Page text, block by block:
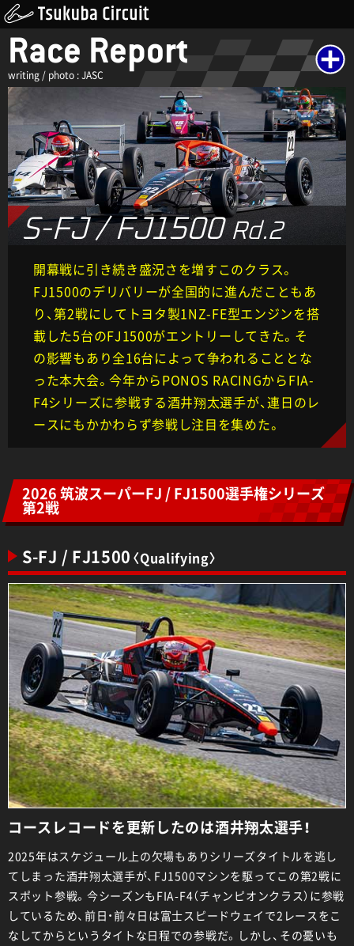
Race Report
writing / photo : JASC
S-FJ / FJ1500Rd.2
開幕戦に引き続き盛況さを増すこのクラス。
FJ1500のデリバリーが全国的に進んだこともあ
り、第2戦にしてトヨタ製1NZ-FE型エンジンを搭
載した5台のFJ1500がエントリーしてきた。そ
の影響もあり全16台によって争われることとな
った本大会。今年からPONOS RACINGからFIA-
F4シリーズに参戦する酒井翔太選手が、連日のレ
ースにもかかわらず参戦し注目を集めた。
2026 筑波スーパーFJ / FJ1500選手権シリーズ
第2戦
S-FJ / FJ1500 〈Qualifying〉
コースレコードを更新したのは酒井翔太選手！
2025年はスケジュール上の欠場もありシリーズタイトルを逃し
てしまった酒井翔太選手が、FJ1500マシンを駆ってこの第2戦に
スポット参戦。今シーズンもFIA-F4（チャンピオンクラス）に参戦
しているため、前日・前々日は富士スピードウェイで2レースをこ
なしてからというタイトな日程での参戦だ。しかし、その憂いも